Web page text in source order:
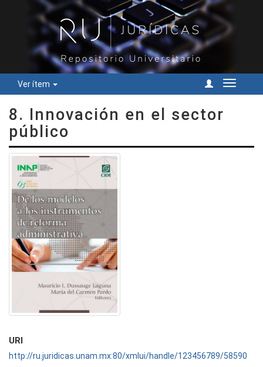
Ver ítem
Cambiar
8. Innovación en el sector
público
URI
http://ru.juridicas.unam.mx:80/xmlui/handle/123456789/58590